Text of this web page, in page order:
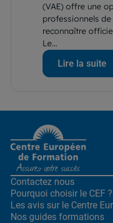
(VAE) offre une
professionnels
reconnaître
Le...
Lire la suite
Contactez nous
Pourquoi choisir le CEF ?
Les avis sur le Centre
Nos guides formations